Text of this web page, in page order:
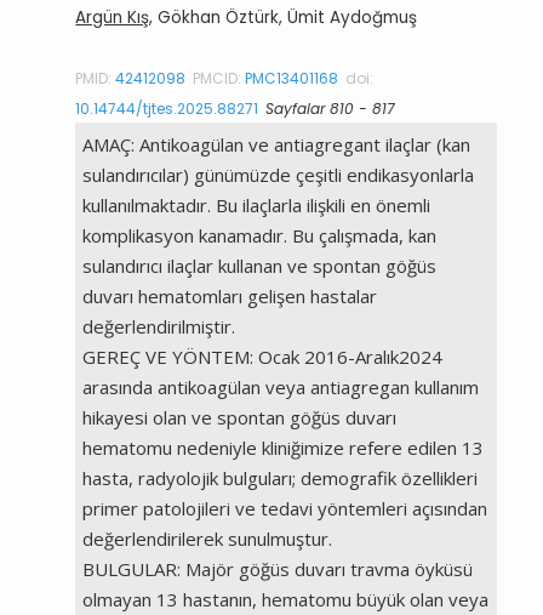
Argün Kış, Gökhan Öztürk, Ümit Aydoğmuş
PMID:42412098 PMCID:PMC13401168 doi:
10.14744/tjtes.2025.88271 Sayfalar 810 - 817
AMAÇ: Antikoagülan ve antiagregant ilaçlar (kan
sulandırıcılar) günümüzde çeşitli endikasyonlarla
kullanılmaktadır. Bu ilaçlarla ilişkili en önemli
komplikasyon kanamadır. Bu çalışmada, kan
sulandırıcı ilaçlar kullanan ve spontan göğüs
duvarı hematomları gelişen hastalar
değerlendirilmiştir.
GEREÇ VE YÖNTEM: Ocak 2016-Aralık2024
arasında antikoagülan veya antiagregan kullanım
hikayesi olan ve spontan göğüs duvarı
hematomu nedeniyle kliniğimize refere edilen 13
hasta, radyolojik bulguları; demografik özellikleri
primer patolojileri ve tedavi yöntemleri açısından
değerlendirilerek sunulmuştur.
BULGULAR: Majör göğüs duvarı travma öyküsü
olmayan 13 hastanın, hematomu büyük olan veya